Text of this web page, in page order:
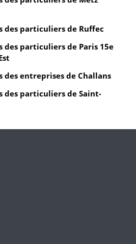
des particuliers de Ruffec
des particuliers de Paris 15e
des entreprises de Challans
des particuliers de Saint-